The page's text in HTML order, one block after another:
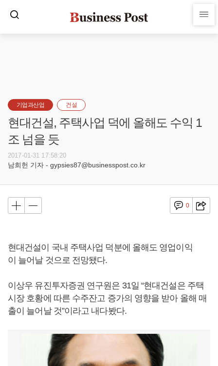
기업과산업 건설
현대건설, 주택사업 덕에 올해도 수익 1
조 넘을 듯
2017-01-31 17:58:20
남희헌 기자 - gypsies87@businesspost.co.kr
0
현대건설이 국내 주택사업 덕분에 올해도 영업이익
이 늘어날 것으로 전망됐다.
이상우 유진투자증권 연구원은 31일 “현대건설은 주택
시장 호황에 따른 수주잔고 증가의 영향을 받아 올해 매
출이 늘어날 것”이라고 내다봤다.